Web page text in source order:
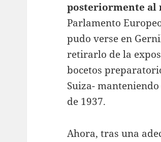
posteriormente al
Parlamento
pudo verse en
retirarlo de la
bocetos
Suiza-
de 1937.
Ahora, tras una